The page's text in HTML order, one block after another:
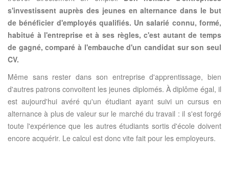
s'investissent auprès des jeunes en alternance dans le but
de bénéficier d'employés qualifiés. Un salarié connu, formé,
habitué à l'entreprise et à ses règles, c'est autant de temps
de gagné, comparé à l'embauche d'un candidat sur son seul
CV.
Même sans rester dans son entreprise d'apprentissage, bien
d'autres patrons convoitent les jeunes diplomés. À diplôme égal, il
est aujourd'hui avéré qu'un étudiant ayant suivi un cursus en
alternance à plus de valeur sur le marché du travail : il s'est forgé
toute l'expérience que les autres étudiants sortis d'école doivent
encore acquérir. Le calcul est donc vite fait pour les employeurs.